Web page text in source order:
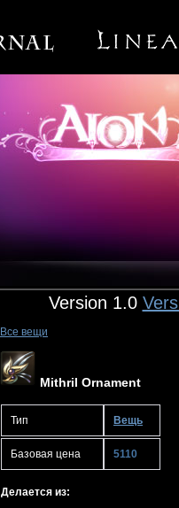
Version 1.0
Все вещи
Mithril Ornament
Тип Вещь
Базовая цена 5110
Делается из: